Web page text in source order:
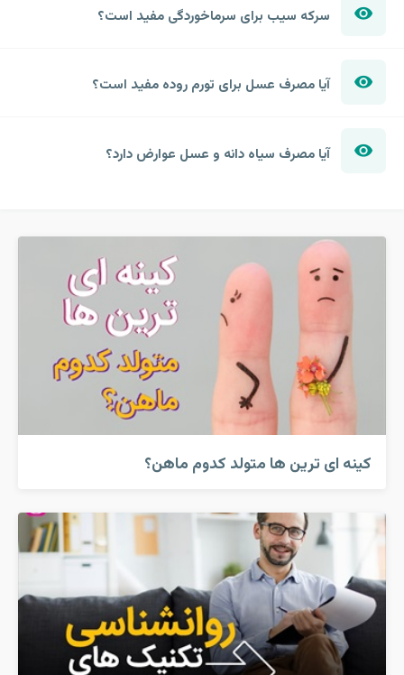
سرکه سیب برای سرماخوردگی مفید است؟
آیا مصرف عسل برای تورم روده مفید است؟
آیا مصرف سیاه دانه و عسل عوارض دارد؟
کینه ای ترین ها متولد کدوم ماهن؟